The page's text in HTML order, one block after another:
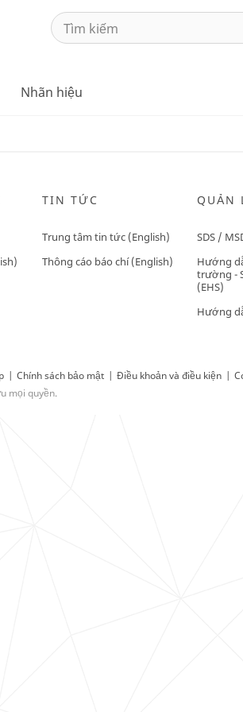
Nhãn hiệu
TIN TỨC
Trung tâm tin tức (English)
Thông cáo báo chí (English)
QUẢN
SDS /
Hướng
trường -
(EHS)
Hướng
| Chính sách bảo mật | Điều khoản và điều kiện |
mọi quyền.